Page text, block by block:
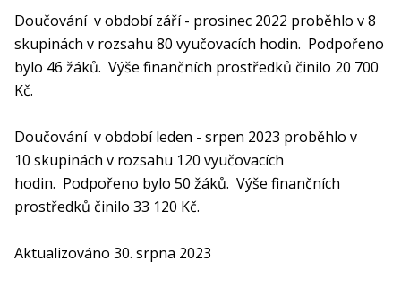
Doučování v období září - prosinec 2022 proběhlo v 8
skupinách v rozsahu 80 vyučovacích hodin. Podpořeno
bylo 46 žáků. Výše finančních prostředků činilo 20 700
Kč.
Doučování v období leden - srpen 2023 proběhlo v
10 skupinách v rozsahu 120 vyučovacích
hodin. Podpořeno bylo 50 žáků. Výše finančních
prostředků činilo 33 120 Kč.
Aktualizováno 30. srpna 2023